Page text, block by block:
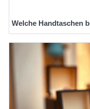
Welche Handtaschen